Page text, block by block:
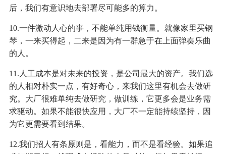
后，我们有意识地去部署尽可能多的算力。
10.一件激动人心的事，不能单纯用钱衡量。就像家里买钢
琴，一来买得起，二来是因为有一群急于在上面弹奏乐曲
的人。
11.人工成本是对未来的投资，是公司最大的资产。我们选
的人相对朴实一点，有好奇心，来我们这里有机会去做研
究。大厂很难单纯去做研究，做训练，它更多会是业务需
求驱动。如果不能很快应用，大厂不一定能持续坚持，因
为它更需要看到结果。
12.我们招人有条原则是，看能力，而不是看经验。如果追